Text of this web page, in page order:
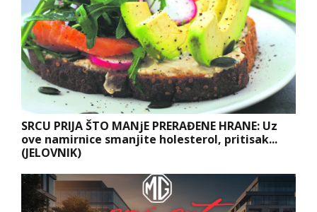
SRCU PRIJA ŠTO MANjE PRERAĐENE HRANE: Uz
ove namirnice smanjite holesterol, pritisak...
(JELOVNIK)